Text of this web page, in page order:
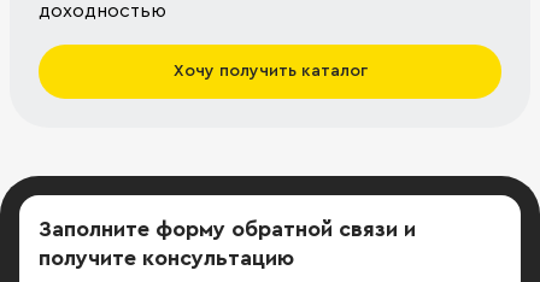
доходностью
Хочу получить каталог
Заполните форму обратной связи и
получите консультацию